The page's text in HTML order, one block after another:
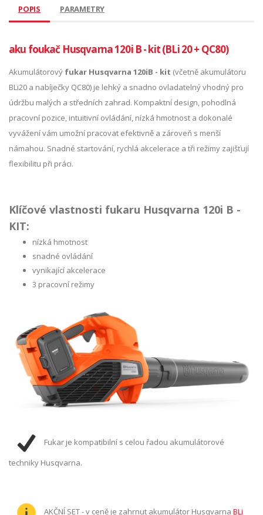
POPIS PARAMETRY
aku foukač Husqvarna 120i B - kit (BLi 20 + QC80)
Akumulátorový fukar Husqvarna 120iB - kit (včetně akumulátoru
BLi20 a nabíječky QC80) je lehký a snadno ovladatelný vhodný pro
údržbu malých a středních zahrad. Kompaktní design, pohodlná
pracovní pozice, intuitivní ovládání, nízká hmotnost a dokonalé
vyvážení vám umožní pracovat efektivně a zároveň s menší
námahou. Snadné startování, rychlá akcelerace a tři režimy zajišťují
flexibilitu při práci.
Klíčové vlastnosti fukaru Husqvarna 120i B -
KIT:
nízká hmotnost
snadné ovládání
vynikající akcelerace
3 pracovní režimy
Fukar je kompatibilní s celou řadou akumulátorové
techniky Husqvarna.
AKČNÍ SET - v ceně je zahrnut akumulátor Husqvarna BLi